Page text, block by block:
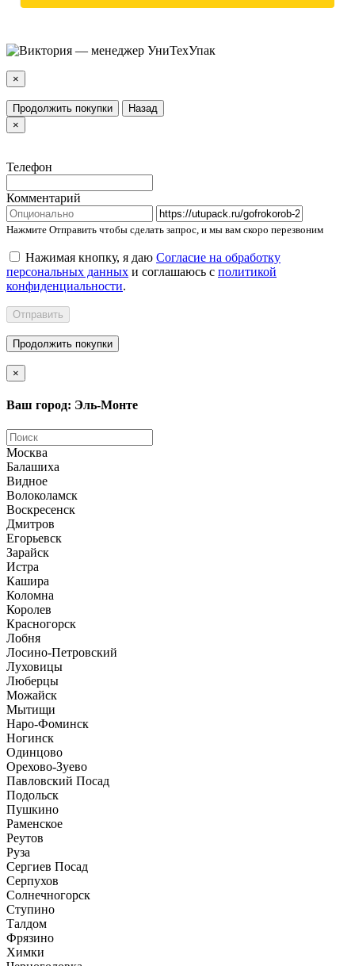
×
Продолжить покупки
Назад
×
Телефон
Комментарий
Нажмите Отправить чтобы сделать запрос, и мы вам скоро перезвоним
Нажимая кнопку, я даю Согласие на обработку
персональных данных и соглашаюсь с политикой
конфиденциальности.
Отправить
Продолжить покупки
×
Ваш город: Эль-Монте
Москва
Балашиха
Видное
Волоколамск
Воскресенск
Дмитров
Егорьевск
Зарайск
Истра
Кашира
Коломна
Королев
Красногорск
Лобня
Лосино-Петровский
Луховицы
Люберцы
Можайск
Мытищи
Наро-Фоминск
Ногинск
Одинцово
Орехово-Зуево
Павловский Посад
Подольск
Пушкино
Раменское
Реутов
Руза
Сергиев Посад
Серпухов
Солнечногорск
Ступино
Талдом
Фрязино
Химки